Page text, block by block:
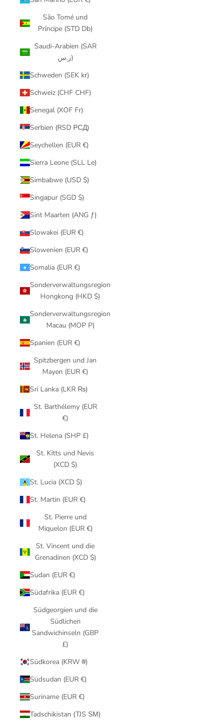
São Tomé und
Príncipe (STD Db)
Saudi-Arabien (SAR
ر.س)
Schweden (SEK kr)
Schweiz (CHF CHF)
Senegal (XOF Fr)
Serbien (RSD РСД)
Seychellen (EUR €)
Sierra Leone (SLL Le)
Simbabwe (USD $)
Singapur (SGD $)
Sint Maarten (ANG ƒ)
Slowakei (EUR €)
Slowenien (EUR €)
Somalia (EUR €)
Sonderverwaltungsregion
Hongkong (HKD $)
Sonderverwaltungsregion
Macau (MOP P)
Spanien (EUR €)
Spitzbergen und Jan
Mayen (EUR €)
Sri Lanka (LKR ₨)
St. Barthélemy (EUR
€)
St. Helena (SHP £)
St. Kitts und Nevis
(XCD $)
St. Lucia (XCD $)
St. Martin (EUR €)
St. Pierre und
Miquelon (EUR €)
St. Vincent und die
Grenadinen (XCD $)
Sudan (EUR €)
Südafrika (EUR €)
Südgeorgien und die
Südlichen
Sandwichinseln (GBP
£)
Südkorea (KRW ₩)
Südsudan (EUR €)
Suriname (EUR €)
Tadschikistan (TJS ЅМ)